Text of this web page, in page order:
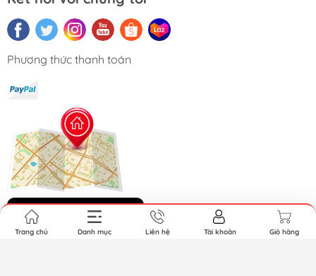
Phương thức thanh toán
Hệ thống cửa hàng
Trang chủ Danh mục Liên hệ Tài khoản Giỏ hàng